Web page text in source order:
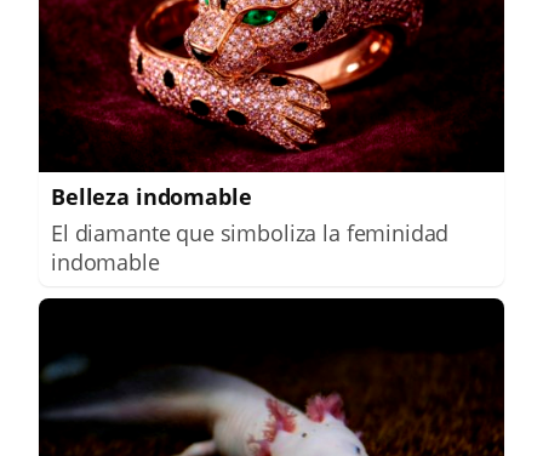
Belleza indomable
El diamante que simboliza la feminidad
indomable